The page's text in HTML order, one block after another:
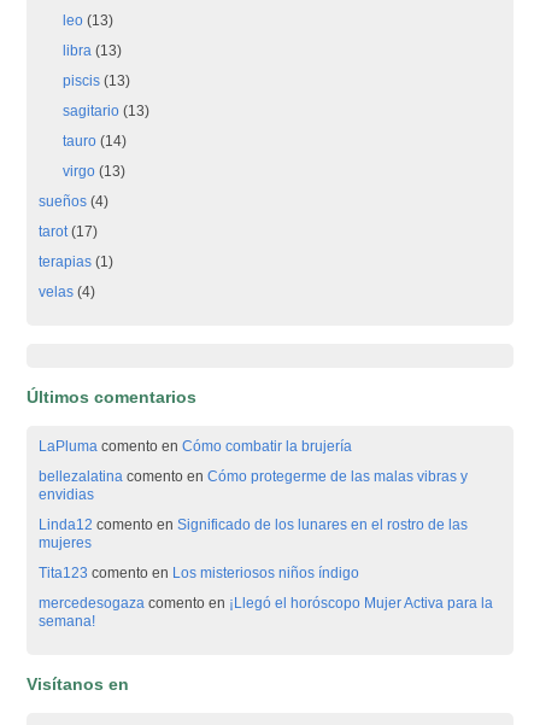
leo (13)
libra (13)
piscis (13)
sagitario (13)
tauro (14)
virgo (13)
sueños (4)
tarot(17)
terapias (1)
velas (4)
Últimos comentarios
LaPluma comento enCómo combatir la brujería
bellezalatina comento enCómo protegerme de las malas vibras y
envidias
Linda12 comento enSignificado de los lunares en el rostro de las
mujeres
Tita123 comento en Los misteriosos niños índigo
mercedesogaza comento en ¡Llegó el horóscopo Mujer Activa para la
semana!
Visítanos en